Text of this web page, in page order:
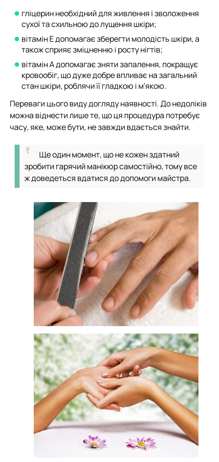
гліцерин необхідний для живлення і зволоження
сухої та схильною до лущення шкіри;
вітамін Е допомагає зберегти молодість шкіри, а
також сприяє зміцненню і росту нігтів;
вітамін А допомагає зняти запалення, покращує
кровообіг, що дуже добре впливає на загальний
стан шкіри, роблячи її гладкою і м'якою.
Переваги цього виду догляду наявності. До недоліків
можна віднести лише те, що ця процедура потребує
часу, яке, може бути, не завжди вдається знайти.
Ще один момент, що не кожен здатний
зробити гарячий манікюр самостійно, тому все
ж доведеться вдатися до допомоги майстра.